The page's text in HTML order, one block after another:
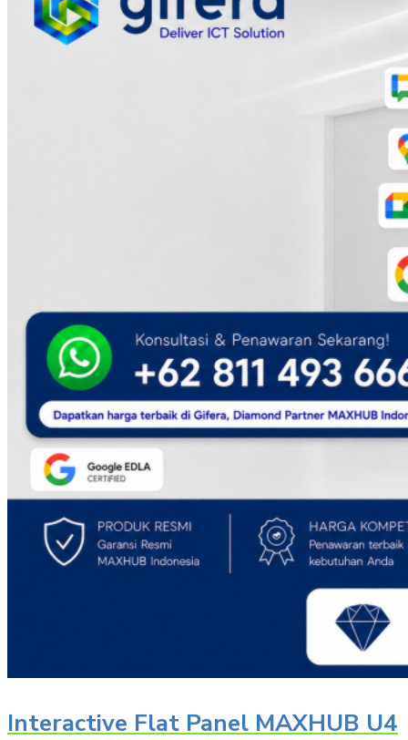
Interactive Flat Panel MAXHUB U4